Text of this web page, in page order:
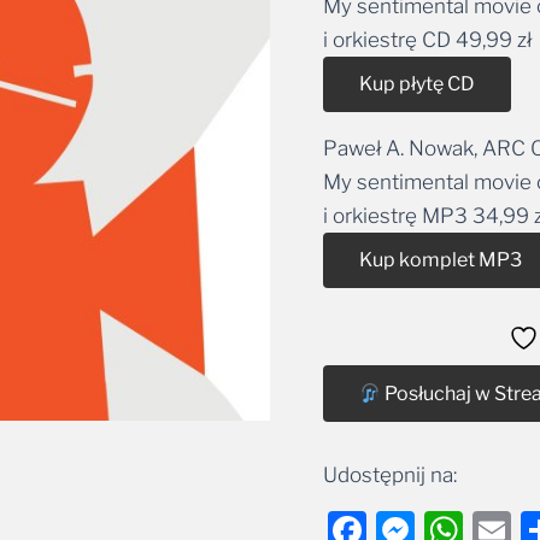
My sentimental movie
i orkiestrę CD 49,99 zł
Kup płytę CD
Paweł A. Nowak,
My sentimental movie
i orkiestrę MP3 34,99
Kup komplet MP3
Posłuchaj w
Udostępnij na:
Facebook